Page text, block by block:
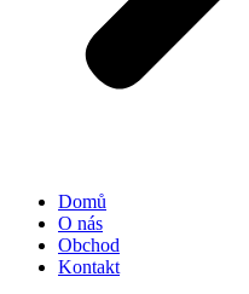
Domů
O nás
Obchod
Kontakt